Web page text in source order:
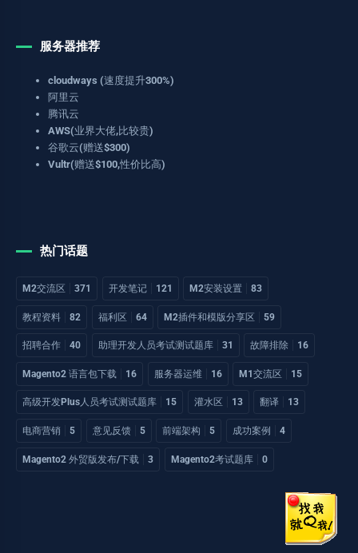
服务器推荐
cloudways (速度提升300%)
阿里云
腾讯云
AWS(业界大佬,比较贵)
谷歌云(赠送$300)
Vultr(赠送$100,性价比高)
热门话题
M2交流区 371 开发笔记 121 M2安装设置 83
教程资料 82 福利区 64 M2插件和模版分享区 59
招聘合作 40 助理开发人员考试测试题库 31 故障排除 16
Magento2 语言包下载 16 服务器运维 16 M1交流区 15
高级开发Plus人员考试测试题库 15 灌水区 13 翻译 13
电商营销 5 意见反馈 5 前端架构 5 成功案例 4
Magento2 外贸版发布/下载 3 Magento2考试题库 0